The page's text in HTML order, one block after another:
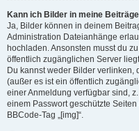
Kann ich Bilder in meine
Ja, Bilder können in deinem
Administration Dateianhänge
hochladen. Ansonsten musst du
öffentlich zugänglichen Server
Du kannst weder Bilder
(außer es ist ein öffentlich
einer Anmeldung verfügbar sind,
einem Passwort geschützte
BBCode-Tag „[img]“.